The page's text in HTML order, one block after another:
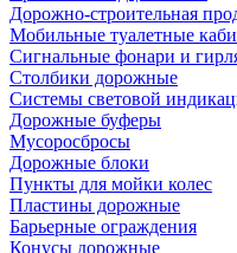
Дорожно-строительная
Мобильные туалетные
Сигнальные фонари и
Столбики дорожные
Системы световой
Дорожные буферы
Мусоросбросы
Дорожные блоки
Пункты для мойки колес
Пластины дорожные
Барьерные ограждения
Конусы дорожные